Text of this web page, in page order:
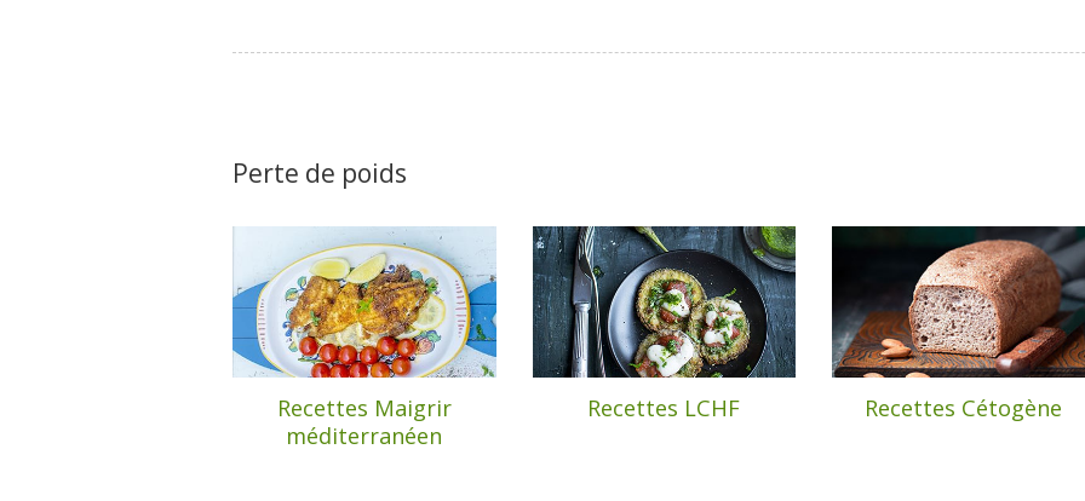
Perte de poids
Recettes Maigrir
méditerranéen
Recettes LCHF Recettes Cétogène